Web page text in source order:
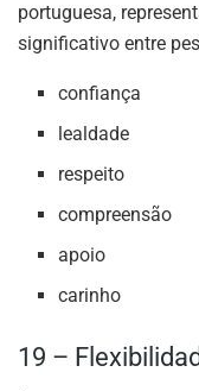
portuguesa,
significativo entre
confiança
lealdade
respeito
compreensão
apoio
carinho
19 –